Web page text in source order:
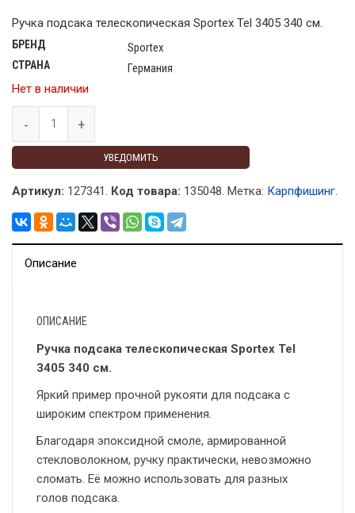
Ручка подсака телескопическая Sportex Tel 3405 340 см.
БРЕНД Sportex
СТРАНА
Германия
Нет в наличии
УВЕДОМИТЬ
Артикул: 127341. Код товара: 135048. Метка: Карпфишинг.
Описание
ОПИСАНИЕ
Ручка подсака телескопическая Sportex Tel
3405 340 см.
Яркий пример прочной рукояти для подсака с
широким спектром применения.
Благодаря эпоксидной смоле, армированной
стекловолокном, ручку практически, невозможно
сломать. Её можно использовать для разных
голов подсака.